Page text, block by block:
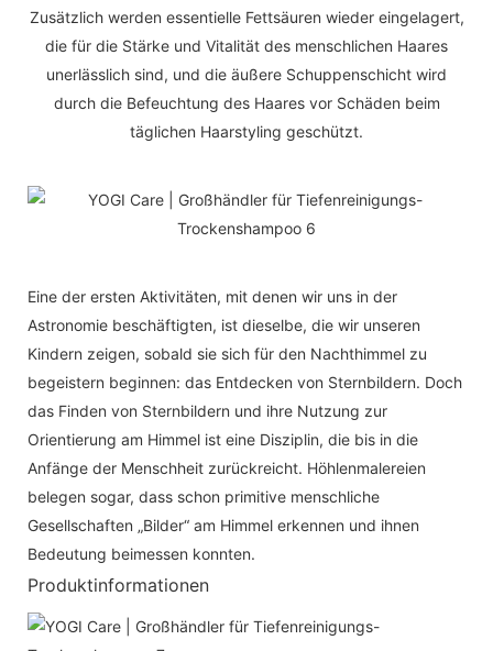
Zusätzlich werden essentielle Fettsäuren wieder eingelagert,
die für die Stärke und Vitalität des menschlichen Haares
unerlässlich sind, und die äußere Schuppenschicht wird
durch die Befeuchtung des Haares vor Schäden beim
täglichen Haarstyling geschützt.
Eine der ersten Aktivitäten, mit denen wir uns in der
Astronomie beschäftigten, ist dieselbe, die wir unseren
Kindern zeigen, sobald sie sich für den Nachthimmel zu
begeistern beginnen: das Entdecken von Sternbildern. Doch
das Finden von Sternbildern und ihre Nutzung zur
Orientierung am Himmel ist eine Disziplin, die bis in die
Anfänge der Menschheit zurückreicht. Höhlenmalereien
belegen sogar, dass schon primitive menschliche
Gesellschaften „Bilder“ am Himmel erkennen und ihnen
Bedeutung beimessen konnten.
Produktinformationen